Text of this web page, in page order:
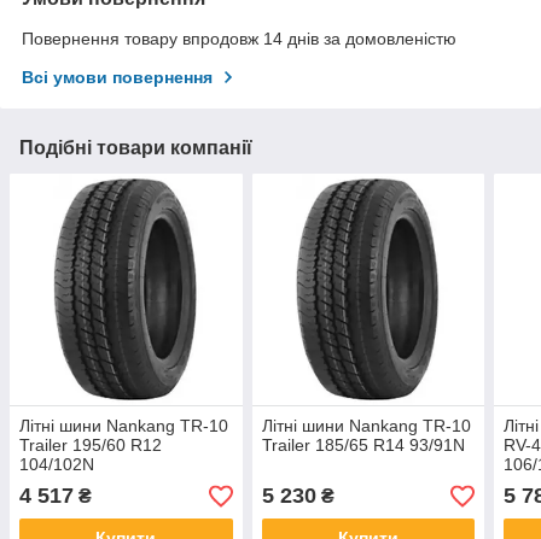
Повернення товару впродовж 14 днів за домовленістю
Всі умови повернення
Подібні товари компанії
Літні шини Nankang TR-10
Trailer 195/60 R12
104/102N
4 517 ₴
Літні шини Nankang TR-10
Trailer 185/65 R14 93/91N
5 230₴
RV-
5